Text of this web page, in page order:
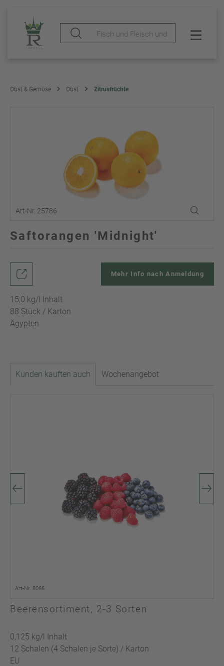
Obst & Gemüse Obst Zitrusfrüchte
Art-Nr. 25786
Saftorangen 'Midnight'
15,0 kg/l Inhalt
88 Stück / Karton
Ägypten
Mehr Info nach Anmeldung
Kunden kauften auch Wochenangebot
Art-Nr. 8066
Beerensortiment, 2-3 Sorten
0,125 kg/l Inhalt
12 Schalen (4 Schalen je Sorte) / Karton
EU